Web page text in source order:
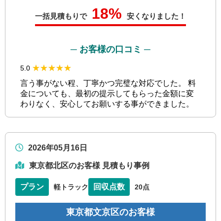
一括見積もりで 18% 安くなりました！
─ お客様の口コミ ─
5.0 ★★★★★
★★★★★
言う事がない程、丁寧かつ完璧な対応でした。 料
金についても、最初の提示してもらった金額に変
わりなく、安心してお願いする事ができました。
2026年05月16日
東京都北区のお客様 見積もり事例
プラン 軽トラック 回収点数 20点
東京都文京区のお客様